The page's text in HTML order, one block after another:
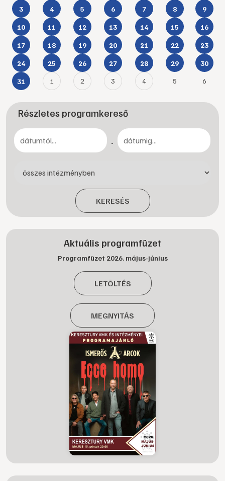
3 4 5 6 7 8 9
10 11 12 13 14 15 16
17 18 19 20 21 22 23
24 25 26 27 28 29 30
31 1 2 3 4 5 6
Részletes programkereső
-
KERESÉS
Aktuális programfüzet
Programfüzet 2026. május-június
LETÖLTÉS
MEGNYITÁS